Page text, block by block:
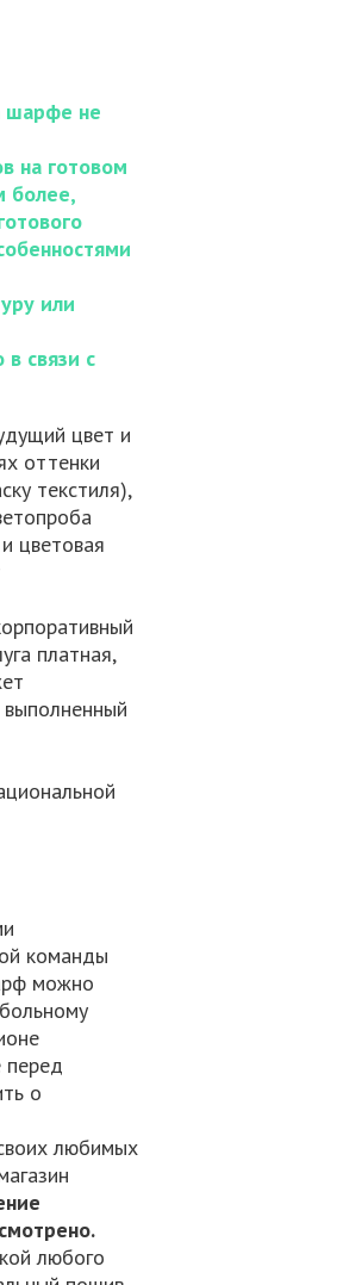
шарфе не
на готовом
более,
или
связи с
цвет и
оттенки
текстиля),
цветовая
платная,
команды
можно
перед
о
любимых
любого